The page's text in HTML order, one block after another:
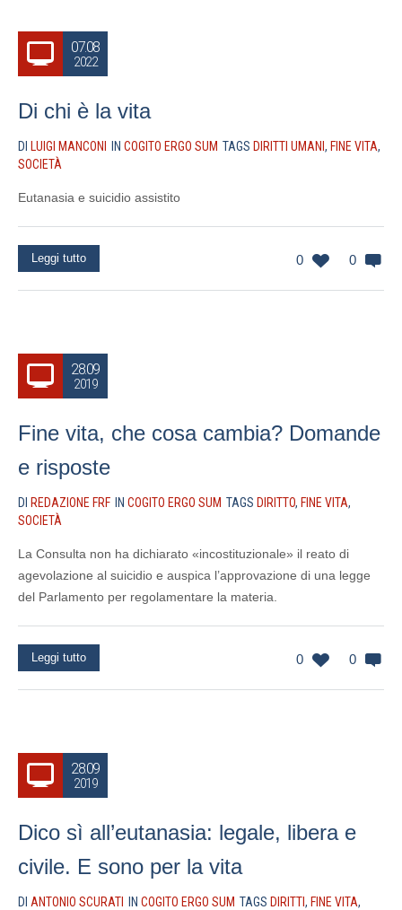
07.08
2022
Di chi è la vita
DI LUIGI MANCONI IN COGITO ERGO SUM TAGS DIRITTI UMANI , FINE VITA,
SOCIETÀ
Eutanasia e suicidio assistito
0 0
Leggi tutto
28.09
2019
Fine vita, che cosa cambia? Domande
e risposte
DI REDAZIONE FRF IN COGITO ERGO SUM TAGS DIRITTO, FINE VITA,
SOCIETÀ
La Consulta non ha dichiarato «incostituzionale» il reato di
agevolazione al suicidio e auspica l’approvazione di una legge
del Parlamento per regolamentare la materia.
0 0
Leggi tutto
28.09
2019
Dico sì all’eutanasia: legale, libera e
civile. E sono per la vita
DI ANTONIO SCURATI IN COGITO ERGO SUM TAGS DIRITTI, FINE VITA,